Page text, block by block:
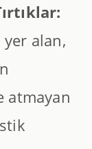
yer alan,
atmayan